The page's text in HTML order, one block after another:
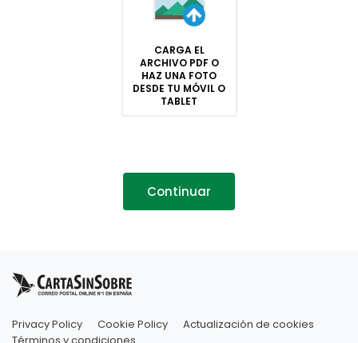
CARGA EL
ARCHIVO PDF O
HAZ UNA FOTO
DESDE TU MÓVIL O
TABLET
Continuar
Privacy Policy Cookie Policy
Actualización de cookies